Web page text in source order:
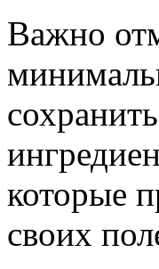
Важно
которые
своих